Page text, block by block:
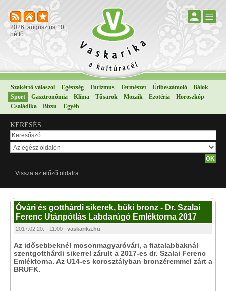
2026. augusztus 10.
hétfő
Szakértő válaszol Egészség Turizmus Természet Útibeszámoló
Bálok
Sport
Gasztronómia Klíma Tűsarok Mozaik Ezotéria
Horoszkóp
Családika
Bizsu Egyéb
KERESÉS
Vissza az előző oldalra
Óvári és gotthárdi sikerek, büki bronz - Dr. Szalai
Ferenc Utánpótlás Labdarúgó Emléktorna 2017
2017.02.20. - 11:00 | vaskarika.hu
Az idősebbeknél mosonmagyaróvári, a fiatalabbaknál
szentgotthárdi sikerrel zárult a 2017-es dr. Szalai Ferenc
Emléktorna. Az U14-es korosztályban bronzéremmel zárt a
BRUFK.